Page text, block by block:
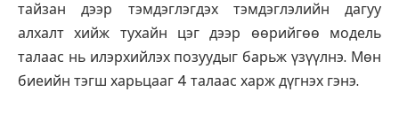
тайзан дээр тэмдэглэгдэх тэмдэглэлийн дагуу
алхалт хийж тухайн цэг дээр өөрийгөө модель
талаас нь илэрхийлэх позуудыг барьж үзүүлнэ. Мөн
биеийн тэгш харьцааг 4 талаас харж дүгнэх гэнэ.